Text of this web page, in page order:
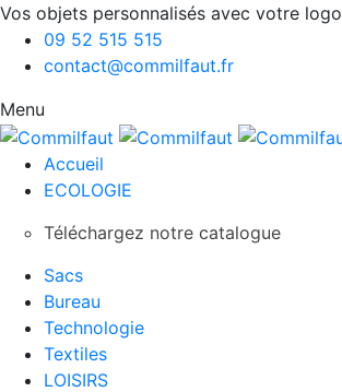
Vos objets personnalisés avec votre logo
09 52 515 515
contact@commilfaut.fr
Menu
Accueil
ECOLOGIE
Téléchargez notre catalogue
Sacs
Bureau
Technologie
Textiles
LOISIRS